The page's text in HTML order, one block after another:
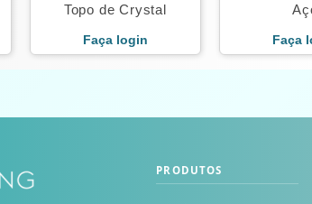
Topo de Crystal
Faça login Faça
PRODUTOS